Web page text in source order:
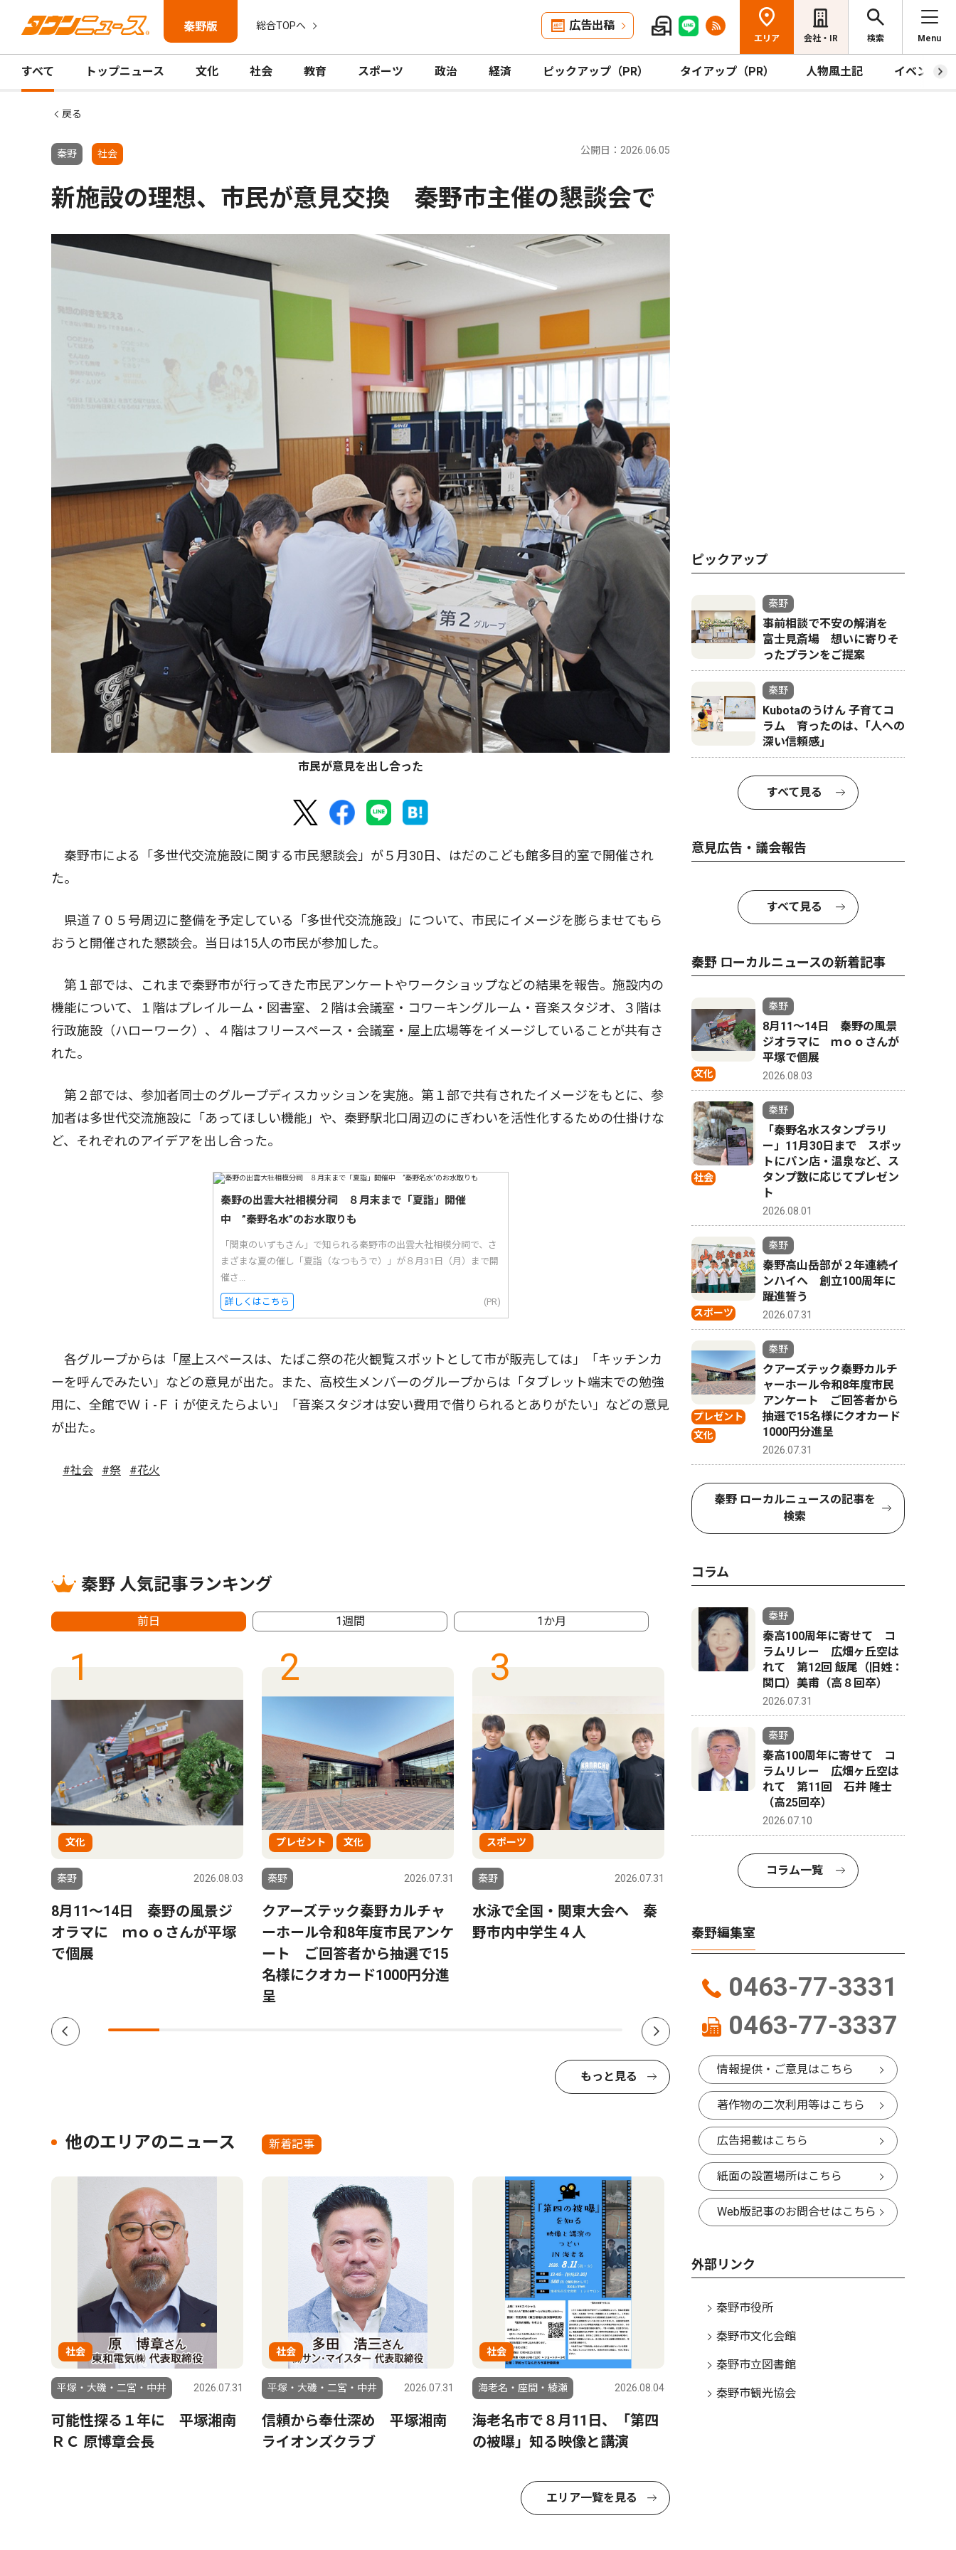
秦野版 総合TOPへ 広告出稿
エリア 会社・IR 検索 Menu
すべて トップニュース 文化 社会 教育 スポーツ 政治 経済 ピックアップ（PR） タイアップ（PR） 人物風土記 イベント
戻る
秦野 社会 公開日：2026.06.05
新施設の理想、市民が意見交換 秦野市主催の懇談会で
市民が意見を出し合った
秦野市による「多世代交流施設に関する市民懇談会」が５月30日、はだのこども館多目的室で開催され
た。
県道７０５号周辺に整備を予定している「多世代交流施設」について、市民にイメージを膨らませてもら
おうと開催された懇談会。当日は15人の市民が参加した。
第１部では、これまで秦野市が行ってきた市民アンケートやワークショップなどの結果を報告。施設内の
機能について、１階はプレイルーム・図書室、２階は会議室・コワーキングルーム・音楽スタジオ、３階は
行政施設（ハローワーク）、４階はフリースペース・会議室・屋上広場等をイメージしていることが共有さ
れた。
第２部では、参加者同士のグループディスカッションを実施。第１部で共有されたイメージをもとに、参
加者は多世代交流施設に「あってほしい機能」や、秦野駅北口周辺のにぎわいを活性化するための仕掛けな
ど、それぞれのアイデアを出し合った。
秦野の出雲大社相模分祠 ８月末まで「夏詣」開催
中 ”秦野名水”のお水取りも
「関東のいずもさん」で知られる秦野市の出雲大社相模分祠で、さ
まざまな夏の催し「夏詣（なつもうで）」が８月31日（月）まで開
催さ...
詳しくはこちら (PR)
各グループからは「屋上スペースは、たばこ祭の花火観覧スポットとして市が販売しては」「キッチンカ
ーを呼んでみたい」などの意見が出た。また、高校生メンバーのグループからは「タブレット端末での勉強
用に、全館でＷｉ-Ｆｉが使えたらよい」「音楽スタジオは安い費用で借りられるとありがたい」などの意見
が出た。
#社会 #祭 #花火
秦野 人気記事ランキング
前日 1週間 1か月
1
文化
秦野 2026.08.03
8月11〜14日 秦野の風景ジ
オラマに ｍｏｏさんが平塚
で個展
2
プレゼント 文化
秦野 2026.07.31
クアーズテック秦野カルチャ
ーホール令和8年度市民アンケ
ート ご回答者から抽選で15
名様にクオカード1000円分進
呈
3
スポーツ
秦野 2026.07.31
水泳で全国・関東大会へ 秦
野市内中学生４人
4
2026.07.31
かしん旗争奪野球大会
経験生か
もっと見る
他のエリアのニュース 新着記事
社会
平塚・大磯・二宮・中井 2026.07.31
可能性探る１年に 平塚湘南
ＲＣ 原博章会長
社会
平塚・大磯・二宮・中井 2026.07.31
信頼から奉仕深め 平塚湘南
ライオンズクラブ
社会
海老名・座間・綾瀬 2026.08.04
海老名市で８月11日、「第四
の被曝」知る映像と講演
エリア一覧を見る
ピックアップ
秦野
事前相談で不安の解消を
富士見斎場 想いに寄りそ
ったプランをご提案
秦野
Kubotaのうけん 子育てコ
ラム 育ったのは、｢人への
深い信頼感｣
すべて見る
意見広告・議会報告
すべて見る
秦野 ローカルニュースの新着記事
文化
秦野
8月11〜14日 秦野の風景
ジオラマに ｍｏｏさんが
平塚で個展
2026.08.03
社会
秦野
「秦野名水スタンプラリ
ー」11月30日まで スポッ
トにパン店・温泉など、ス
タンプ数に応じてプレゼン
ト
2026.08.01
スポーツ
秦野
秦野高山岳部が２年連続イ
ンハイへ 創立100周年に
躍進誓う
2026.07.31
プレゼント
文化
秦野
クアーズテック秦野カルチ
ャーホール令和8年度市民
アンケート ご回答者から
抽選で15名様にクオカード
1000円分進呈
2026.07.31
秦野 ローカルニュースの記事を
検索
コラム
秦野
秦高100周年に寄せて コ
ラムリレー 広畑ヶ丘空は
れて 第12回 飯尾（旧姓：
関口）美甫（高８回卒）
2026.07.31
秦野
秦高100周年に寄せて コ
ラムリレー 広畑ヶ丘空は
れて 第11回 石井 隆士
（高25回卒）
2026.07.10
コラム一覧
秦野編集室
0463-77-3331
0463-77-3337
情報提供・ご意見はこちら
著作物の二次利用等はこちら
広告掲載はこちら
紙面の設置場所はこちら
Web版記事のお問合せはこちら
外部リンク
秦野市役所
秦野市文化会館
秦野市立図書館
秦野市観光協会